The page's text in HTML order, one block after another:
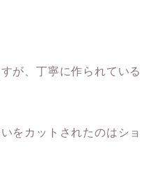
が、丁寧に作られている
をカットされたのはショ